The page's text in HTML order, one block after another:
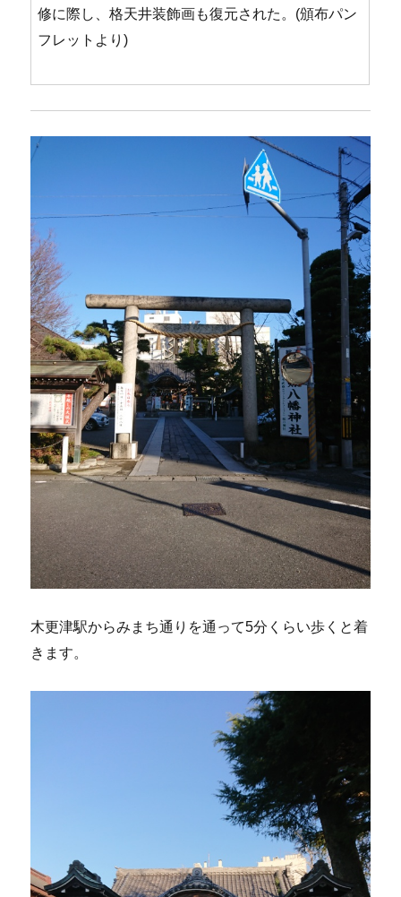
修に際し、格天井装飾画も復元された。(頒布パン
フレットより)
木更津駅からみまち通りを通って5分くらい歩くと着
きます。